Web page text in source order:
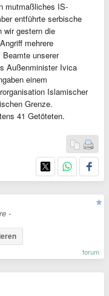
mutmaßliches IS-
entführte serbische
wir gestern die
mehrere
unserer
Außenminister Ivica
einem
Islamischer
Grenze.
41 Getöteten.
-
forum